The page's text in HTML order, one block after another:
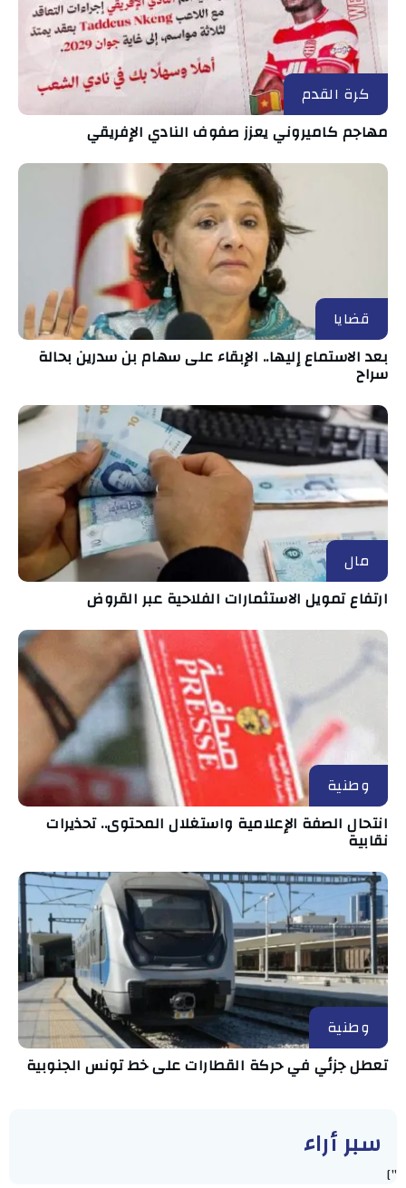
كرة القدم
مهاجم كاميروني يعزز صفوف النادي الإفريقي
قضايا
بعد الاستماع إليها.. الإبقاء على سهام بن سدرين بحالة
سراح
مال
ارتفاع تمويل الاستثمارات الفلاحية عبر القروض
وطنية
انتحال الصفة الإعلامية واستغلال المحتوى.. تحذيرات
نقابية
وطنية
تعطل جزئي في حركة القطارات على خط تونس الجنوبية
سبر أراء
"]